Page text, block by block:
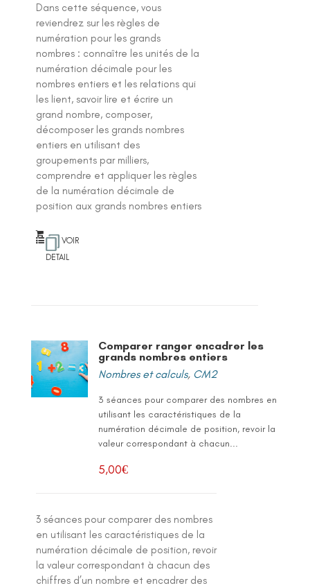
Dans cette séquence, vous
reviendrez sur les règles de
numération pour les grands
nombres : connaître les unités de la
numération décimale pour les
nombres entiers et les relations qui
les lient, savoir lire et écrire un
grand nombre, composer,
décomposer les grands nombres
entiers en utilisant des
groupements par milliers,
comprendre et appliquer les règles
de la numération décimale de
position aux grands nombres entiers
VOIR
DETAIL
Comparer ranger encadrer les
grands nombres entiers
Nombres et calculs, CM2
3 séances pour comparer des nombres en
utilisant les caractéristiques de la
numération décimale de position, revoir la
valeur correspondant à chacun...
5,00€
3 séances pour comparer des nombres
en utilisant les caractéristiques de la
numération décimale de position, revoir
la valeur correspondant à chacun des
chiffres d’un nombre et encadrer des